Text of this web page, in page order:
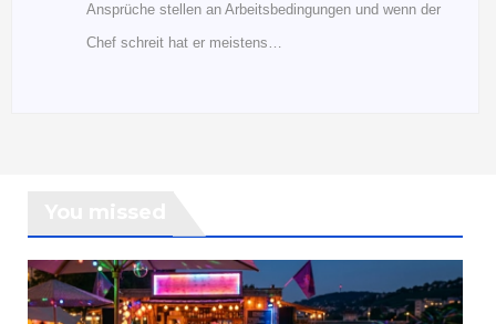
Ansprüche stellen an Arbeitsbedingungen und wenn der
Chef schreit hat er meistens…